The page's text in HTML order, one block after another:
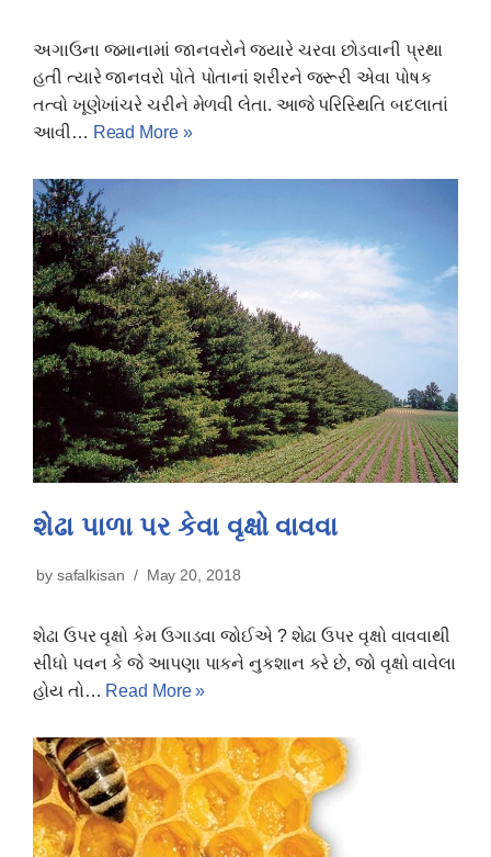
અગાઉના જમાનામાં જાનવરોને જ્યારે ચરવા છોડવાની પ્રથા
હતી ત્યારે જાનવરો પોતે પોતાનાં શરીરને જરૂરી એવા પોષક
તત્વો ખૂણેખાંચરે ચરીને મેળવી લેતા. આજે પરિસ્થિતિ બદલાતાં
આવી… Read More »
શેઢા પાળા પર કેવા વૃક્ષો વાવવા
by safalkisan May 20, 2018
શેઢા ઉપર વૃક્ષો કેમ ઉગાડવા જોઈએ ? શેઢા ઉપર વૃક્ષો વાવવાથી
સીધો પવન કે જે આપણા પાકને નુકશાન કરે છે, જો વૃક્ષો વાવેલા
હોય તો… Read More »